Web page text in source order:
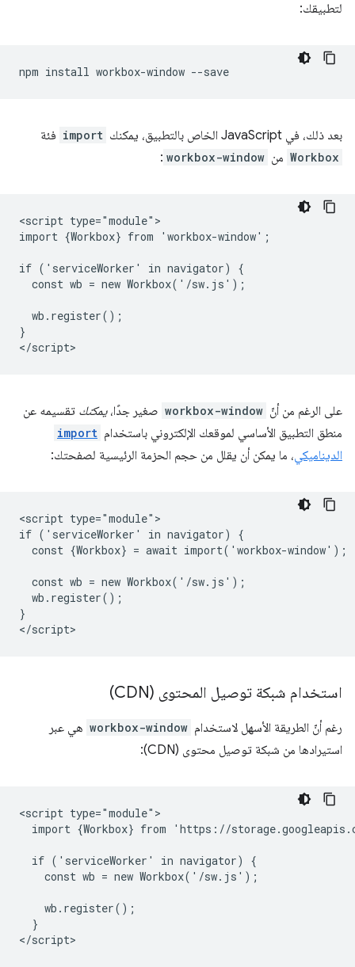
لتطبيقك:
npm install workbox-window
بعد ذلك، في JavaScript الخاص بالتطبيق، يمكنك import فئة
Workbox من workbox-window
:
<script type="module">
import {Workbox} from 'workbox-window';
if ('serviceWorker' in navigator) {
  const wb = new Workbox('/sw.js');
  wb.register();
}
على الرغم من أنّ workbox-window صغير جدًا،يمكنك تقسيمه عن
منطق التطبيق الأساسي لموقعك الإلكتروني باستخدام import
الديناميكي، ما يمكن أن يقلل من حجم الحزمة الرئيسية لصفحتك:
<script type="module">
if ('serviceWorker' in navigator) {
  const {Workbox} = await import('workbox-window');
  const wb = new Workbox('/sw.js');
  wb.register();
}
استخدام شبكة توصيل المحتوى (CDN)
رغم أنّ الطريقة الأسهل لاستخدام workbox-window هي عبر
استيرادها من شبكة توصيل محتوى (CDN):
<script type="module">
import {Workbox} from 'https://
  if ('serviceWorker' in navigator) {
    const wb = new Workbox('/sw.js');
    wb.register();
  }